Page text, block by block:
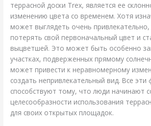
террасной доски Trex, является ее
изменению цвета со временем. Хотя
может выглядеть очень
потерять свой первоначальный цвет и
выцветшей. Это может быть особенно
участках, подверженных прямому
может привести к неравномерному
создать непривлекательный вид. Все эти
способствуют тому, что люди начинают
целесообразности использования
для своих открытых площадок.